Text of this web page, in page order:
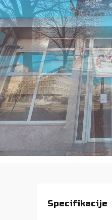
Specifikacije